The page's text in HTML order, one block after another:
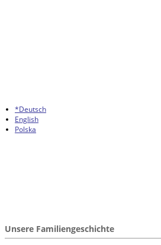
*Deutsch
English
Polska
Unsere Familiengeschichte